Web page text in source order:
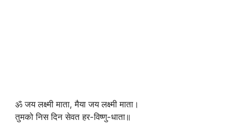
ॐ जय लक्ष्मी माता, मैया जय लक्ष्मी माता।
तुमको निस दिन सेवत हर-विष्णु-धाता॥